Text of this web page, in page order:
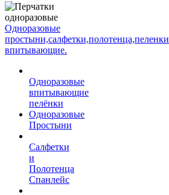
Одноразовые
простыни,салфетки,полотенца,пеленки
впитывающие.
Одноразовые
впитывающие
пелёнки
Одноразовые
Простыни
Салфетки
и
Полотенца
Спанлейс